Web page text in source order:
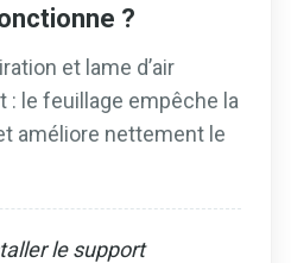
?
et lame d’air
: le feuillage empêche la
améliore nettement le
le support